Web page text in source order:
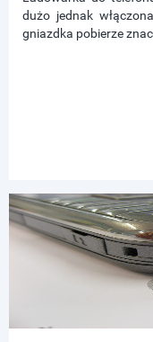
dużo jednak
gniazdka pobierze